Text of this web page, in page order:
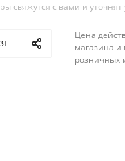
свяжутся с вами и уточнят
Цена
магазина и
розничных